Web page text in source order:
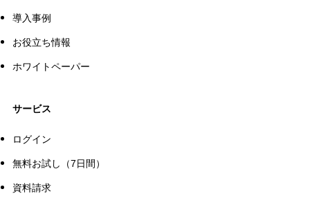
導入事例
お役立ち情報
ホワイトペーパー
サービス
ログイン
無料お試し（7日間）
資料請求